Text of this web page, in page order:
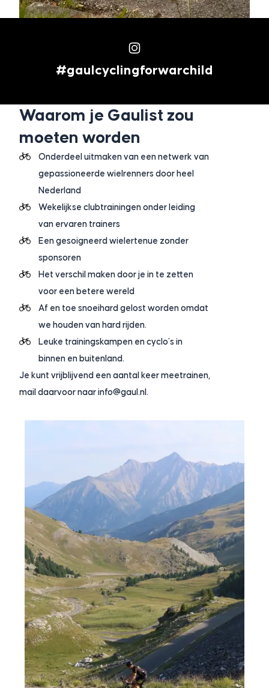
#gaulcyclingforwarchild
Waarom je Gaulist zou
moeten worden
Onderdeel uitmaken van een netwerk van
gepassioneerde wielrenners door heel
Nederland
Wekelijkse clubtrainingen onder leiding
van ervaren trainers
Een gesoigneerd wielertenue zonder
sponsoren
Het verschil maken door je in te zetten
voor een betere wereld
Af en toe snoeihard gelost worden omdat
we houden van hard rijden.
Leuke trainingskampen en cyclo’s in
binnen en buitenland.
Je kunt vrijblijvend een aantal keer meetrainen,
mail daarvoor naarinfo@gaul.nl.